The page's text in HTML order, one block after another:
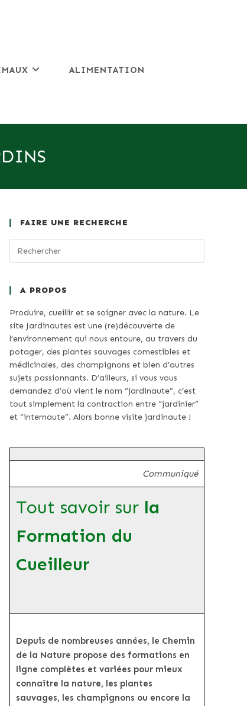
ALIMENTATION
FAIRE UNE RECHERCHE
A PROPOS
Produire, cueillir et se soigner avec la nature. Le
site Jardinautes est une (re)découverte de
l’environnement qui nous entoure, au travers du
potager, des plantes sauvages comestibles et
médicinales, des champignons et bien d’autres
sujets passionnants. D’ailleurs, si vous vous
demandez d’où vient le nom “jardinaute”, c’est
tout simplement la contraction entre “jardinier”
et “internaute”. Alors bonne visite jardinaute !
Communiqué
Tout savoir sur la
Formation du
Cueilleur
Depuis de nombreuses années, le Chemin
de la Nature propose des formations en
ligne complètes et variées pour mieux
connaître la nature, les plantes
sauvages, les champignons ou encore la